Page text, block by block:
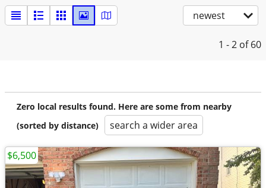
newest
1 - 2 of 60
Zero local results found. Here are some from nearby
(sorted by distance)
search a wider area
$6,500